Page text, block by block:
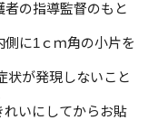
の指導監督のもと
に1ｃｍ角の小片を
状が発現しないこと
いにしてからお貼